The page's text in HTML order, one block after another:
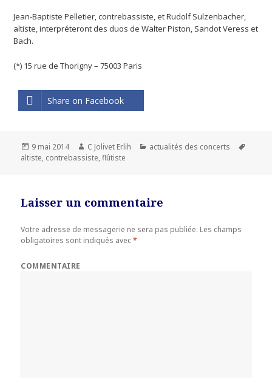
Jean-Baptiste Pelletier, contrebassiste, et Rudolf Sulzenbacher,
altiste, interpréteront des duos de Walter Piston, Sandot Veress et
Bach.
(*) 15 rue de Thorigny – 75003 Paris
Share on Facebook
Publié
le
9 mai 2014 Auteur
C Jolivet Erlih Catégories
actualités des concerts
altiste, contrebassiste,flûtiste
Laisser un commentaire
Votre adresse de messagerie ne sera pas publiée. Les champs
obligatoires sont indiqués avec*
COMMENTAIRE